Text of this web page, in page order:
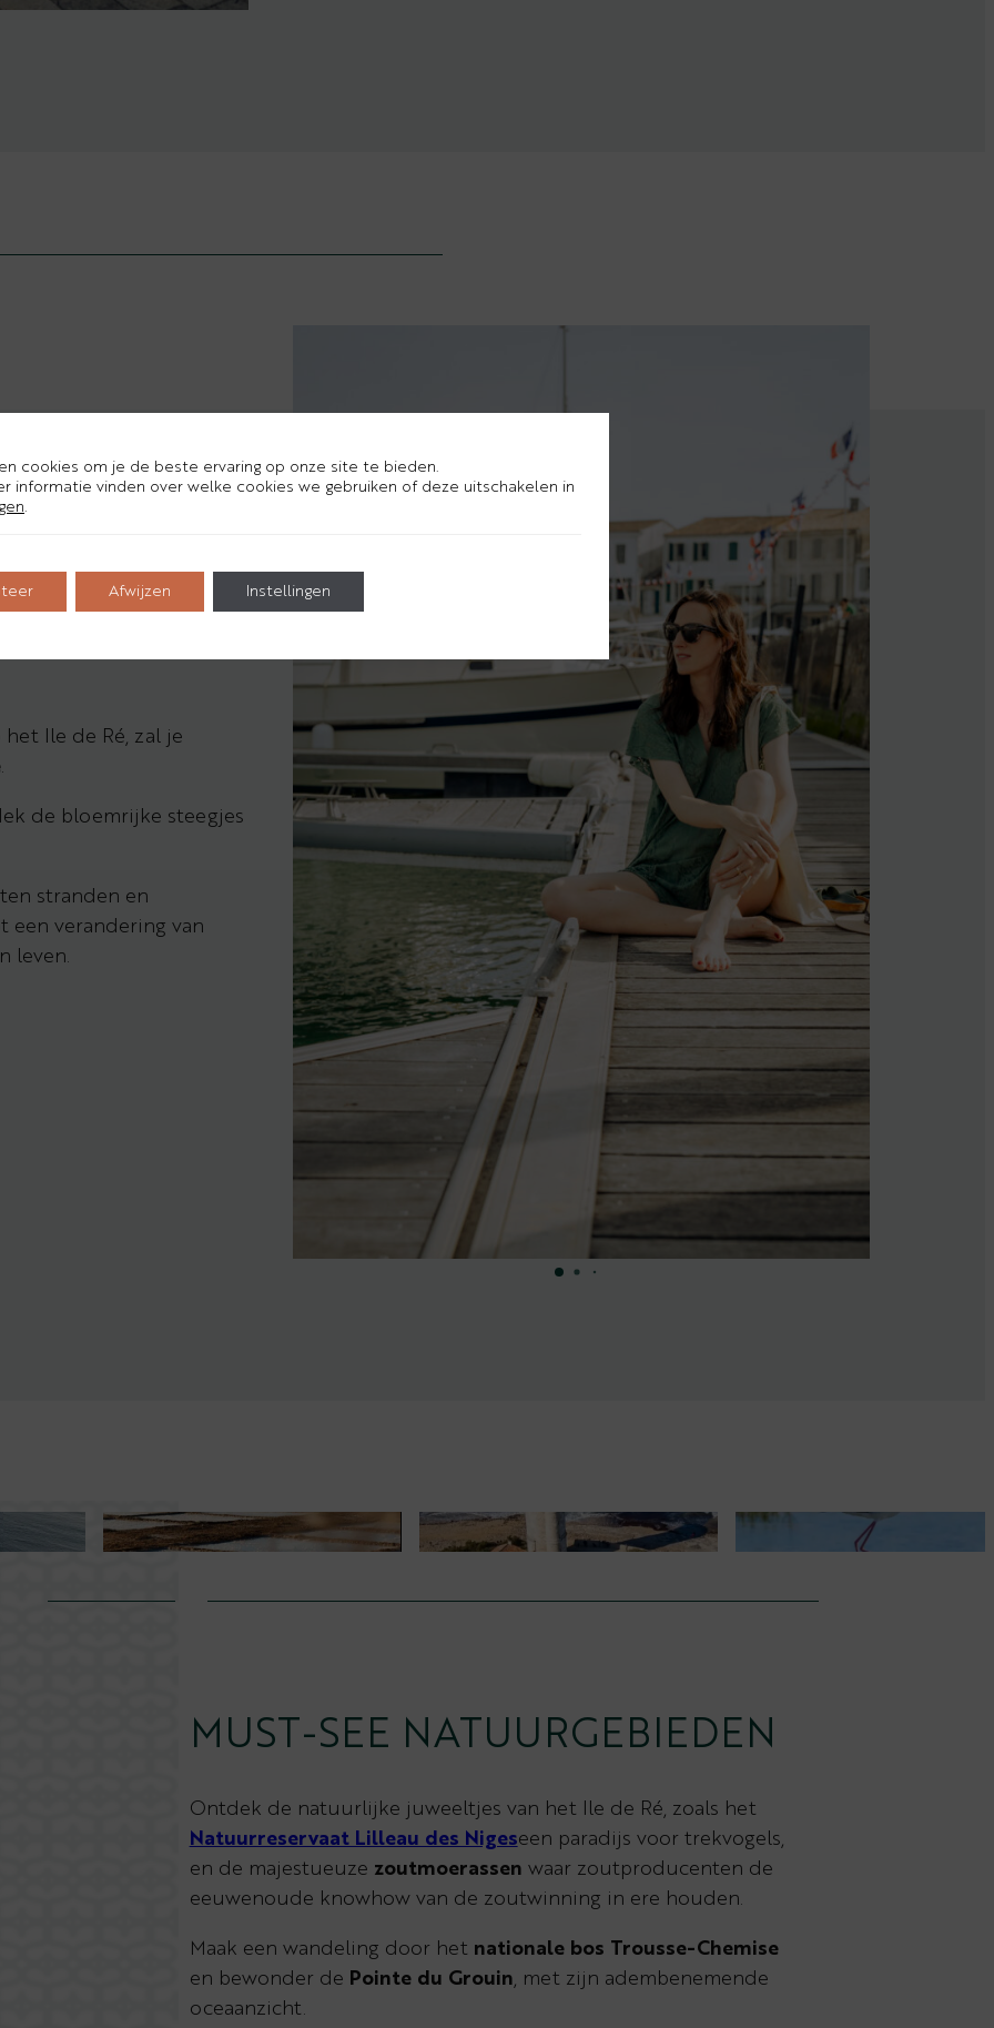
LA
Ile de Ré, zal je
.
de bloemrijke steegjes
stranden en
verandering van
leven.
MUST-SEE NATUURGEBIEDEN
Ontdek de natuurlijke juweeltjes van het Ile de Ré, zoals het
Natuurreservaat Lilleau des Nigeseen paradijs voor trekvogels,
en de majestueuze zoutmoerassen waar zoutproducenten de
eeuwenoude knowhow van de zoutwinning in ere houden.
Maak een wandeling door het nationale bos Trousse-Chemise
en bewonder de Pointe du Grouin, met zijn adembenemende
oceaanzicht.
cookies om je de beste ervaring op onze site te bieden.
informatie vinden over welke cookies we gebruiken of deze uitschakelen in
.
Afwijzen Instellingen